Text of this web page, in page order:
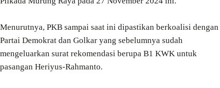
Menurutnya, PKB sampai saat ini dipastikan berkoalisi dengan
Partai Demokrat dan Golkar yang sebelumnya sudah
mengeluarkan surat rekomendasi berupa B1 KWK untuk
pasangan Heriyus-Rahmanto.